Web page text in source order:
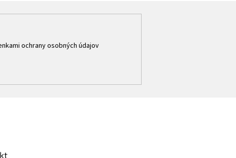
ochrany osobných údajov